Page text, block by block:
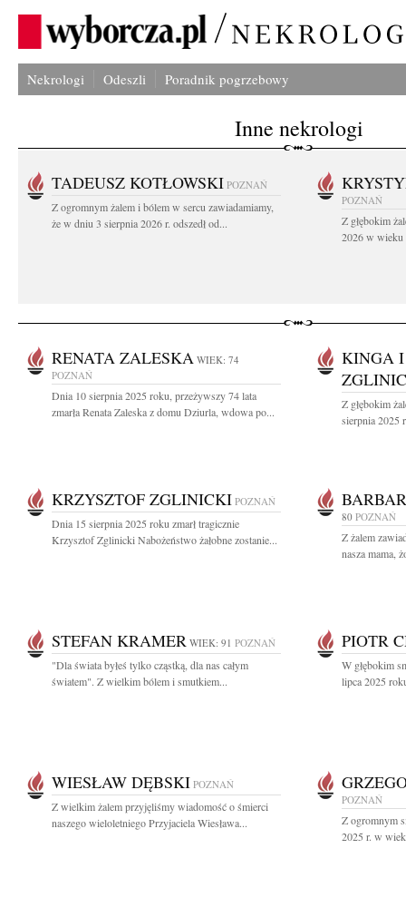
Nekrologi Odeszli Poradnik pogrzebowy
Inne nekrologi
TADEUSZ KOTŁOWSKI POZNAŃ
Z ogromnym żalem i bólem w sercu zawiadamiamy,
że w dniu 3 sierpnia 2026 r. odszedł od...
POZNAŃ
Z głębokim
2026 w wieku
RENATA ZALESKA WIEK: 74
POZNAŃ
Dnia 10 sierpnia 2025 roku, przeżywszy 74 lata
zmarła Renata Zaleska z domu Dziurla, wdowa po...
KINGA
Z głębokim
sierpnia 2025
KRZYSZTOF ZGLINICKI POZNAŃ
Dnia 15 sierpnia 2025 roku zmarł tragicznie
Krzysztof Zglinicki Nabożeństwo żałobne zostanie...
80 POZNAŃ
Z żalem
nasza mama,
STEFAN KRAMER WIEK: 91 POZNAŃ
"Dla świata byłeś tylko cząstką, dla nas całym
światem". Z wielkim bólem i smutkiem...
PIOTR
W głębokim
lipca 2025
WIESŁAW DĘBSKI POZNAŃ
Z wielkim żalem przyjęliśmy wiadomość o śmierci
naszego wieloletniego Przyjaciela Wiesława...
POZNAŃ
Z ogromnym
2025 r. w